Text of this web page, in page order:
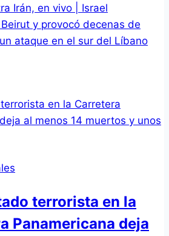
Irán, en vivo | Israel
y provocó decenas de
ataque en el sur del Líbano
terrorista en la
Panamericana deja